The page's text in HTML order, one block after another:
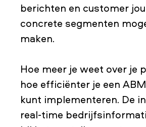
berichten en customer
concrete segmenten
maken.
Hoe meer je weet over je
hoe efficiënter je een
kunt implementeren. De
real-time